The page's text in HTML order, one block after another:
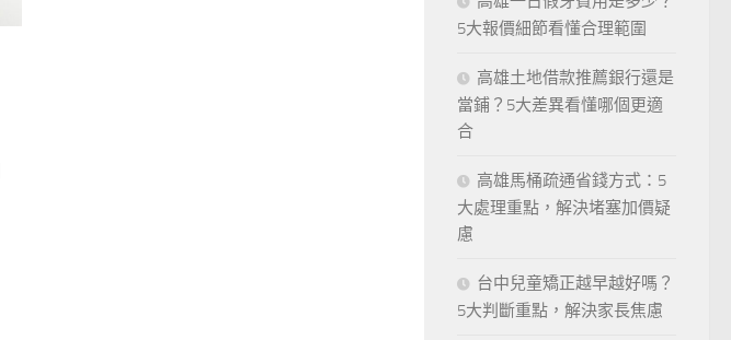
5大報價細節看懂合理範圍
高雄土地借款推薦銀行還是
當鋪？5大差異看懂哪個更適
合
高雄馬桶疏通省錢方式：5
大處理重點，解決堵塞加價疑
慮
台中兒童矯正越早越好嗎？
5大判斷重點，解決家長焦慮